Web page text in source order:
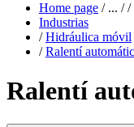
Home page /... / /
Industrias
/ Hidráulica móvil
/ Ralentí
Ralentí